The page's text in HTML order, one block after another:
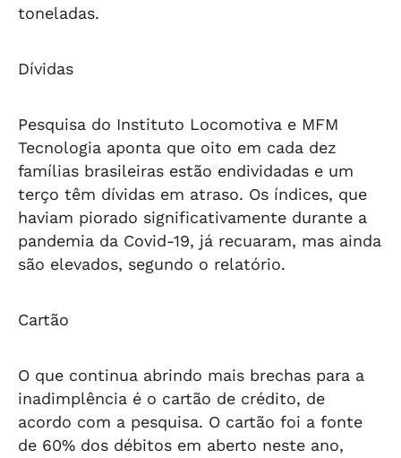
toneladas.
Dívidas
Pesquisa do Instituto Locomotiva e MFM
Tecnologia aponta que oito em cada dez
famílias brasileiras estão endividadas e um
terço têm dívidas em atraso. Os índices, que
haviam piorado significativamente durante a
pandemia da Covid-19, já recuaram, mas ainda
são elevados, segundo o relatório.
Cartão
O que continua abrindo mais brechas para a
inadimplência é o cartão de crédito, de
acordo com a pesquisa. O cartão foi a fonte
de 60% dos débitos em aberto neste ano,